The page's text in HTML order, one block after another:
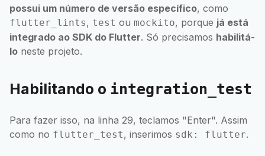
possui um número de versão específico, como
flutter_lints, test ou mockito, porque já está
integrado ao SDK do Flutter. Só precisamos habilitá-
lo neste projeto.
Habilitando o integration_test
Para fazer isso, na linha 29, teclamos "Enter". Assim
como no flutter_test, inserimos sdk: flutter.